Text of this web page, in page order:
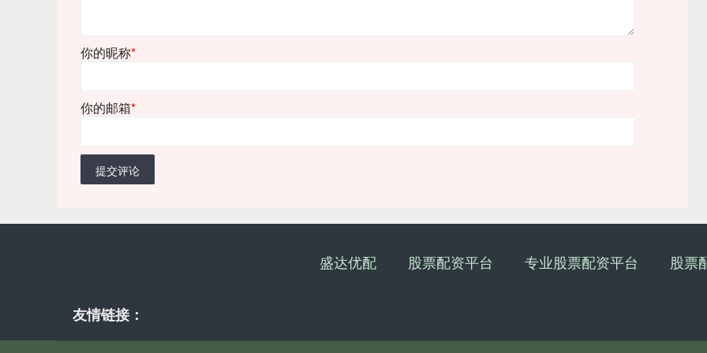
你的昵称*
你的邮箱*
提交评论
盛达优配 股票配资平台 专业股票配资平台 股票
友情链接：